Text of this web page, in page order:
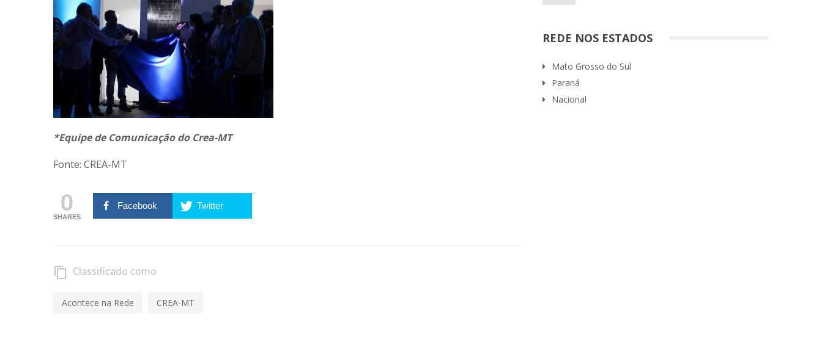
*Equipe de Comunicação do Crea-MT
Fonte: CREA-MT
0
SHARES
Facebook Twitter
content_copy Classificado como
Acontece na Rede CREA-MT
REDE NOS ESTADOS
Mato Grosso do Sul
Paraná
Nacional